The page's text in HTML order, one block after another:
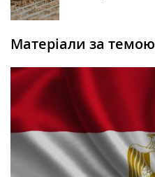
Матеріали за темою